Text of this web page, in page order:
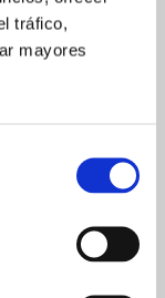
tráfico,
mayores